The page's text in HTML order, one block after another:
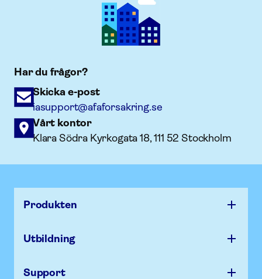
Har du frågor?
Skicka e-post
iasupport@afaforsakring.se
Vårt kontor
Klara Södra Kyrkogata 18, 111 52 Stockholm
Produkten
Utbildning
Support